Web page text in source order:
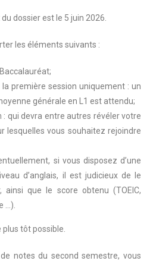
dossier est le 5 juin 2026.
les éléments suivants :
première session uniquement : un
générale en L1 est attendu;
qui devra entre autres révéler votre
lesquelles vous souhaitez rejoindre
si vous disposez d’une
d’anglais, il est judicieux de le
ainsi que le score obtenu (TOEIC,
…).
tôt possible.
notes du second semestre, vous